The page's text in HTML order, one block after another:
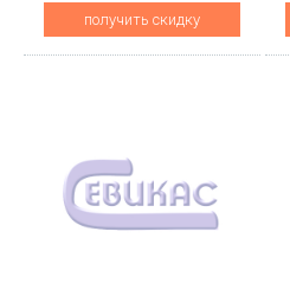
получить скидку